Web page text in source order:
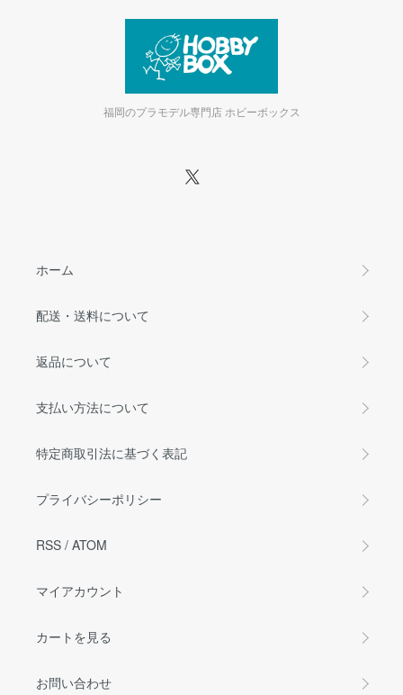
福岡のプラモデル専門店 ホビーボックス
ホーム
配送・送料について
返品について
支払い方法について
特定商取引法に基づく表記
プライバシーポリシー
RSS / ATOM
マイアカウント
カートを見る
お問い合わせ